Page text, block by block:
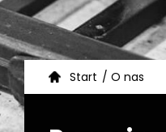
Start / O nas